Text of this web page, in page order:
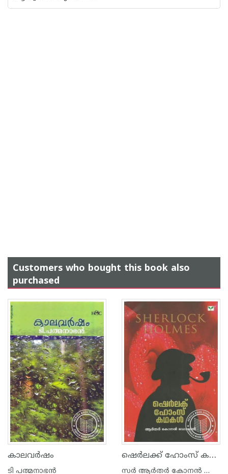
Customers who bought this book also
purchased
കാലവര്‍ഷം
ടി പത്മനാഭന്‍
ഷെര്‍ലക്ക് ഹോംസ് കഥകള്‍
സര്‍ ആര്‍തര്‍ കോനന്‍ ഡോയല്‍